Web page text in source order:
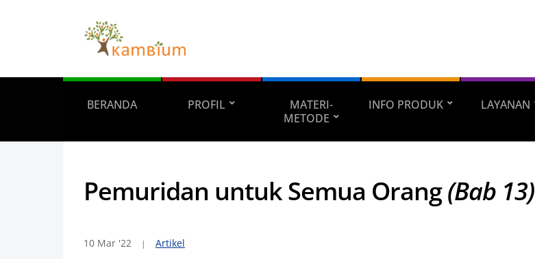
BERANDA PROFIL
MATERI-
METODE
INFO PRODUK LAYANAN
Pemuridan untuk Semua Orang(Bab 13)
10 Mar '22 Artikel